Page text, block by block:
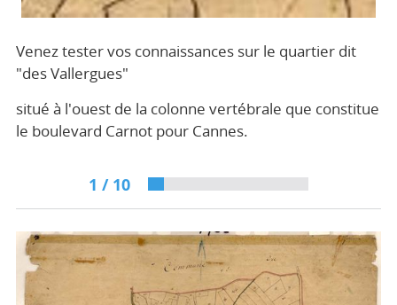
Venez tester vos connaissances sur le quartier dit
"des Vallergues"
situé à l'ouest de la colonne vertébrale que constitue
le boulevard Carnot pour Cannes.
1 / 10